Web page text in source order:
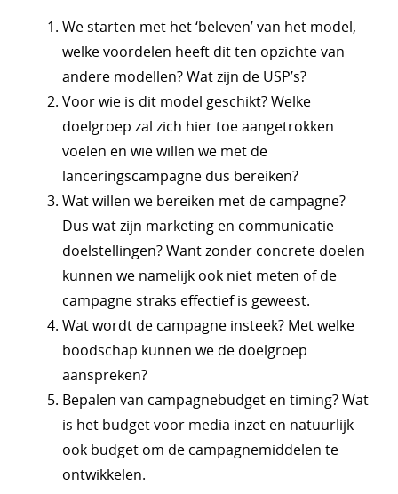
We starten met het ‘beleven’ van het model,
welke voordelen heeft dit ten opzichte van
andere modellen? Wat zijn de USP’s?
Voor wie is dit model geschikt? Welke
doelgroep zal zich hier toe aangetrokken
voelen en wie willen we met de
lanceringscampagne dus bereiken?
Wat willen we bereiken met de campagne?
Dus wat zijn marketing en communicatie
doelstellingen? Want zonder concrete doelen
kunnen we namelijk ook niet meten of de
campagne straks effectief is geweest.
Wat wordt de campagne insteek? Met welke
boodschap kunnen we de doelgroep
aanspreken?
Bepalen van campagnebudget en timing? Wat
is het budget voor media inzet en natuurlijk
ook budget om de campagnemiddelen te
ontwikkelen.